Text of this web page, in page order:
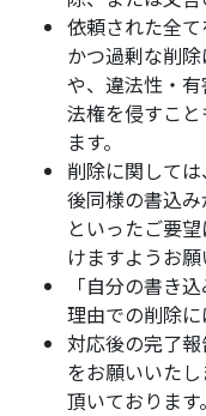
依頼された全
かつ過剰な削
や、違法性・
法権を侵すこ
ます。
削除に関して
後同様の書込み
といったご要
けますようお願
「自分の書き
理由での削除に
対応後の完了
をお願いいた
頂いております。